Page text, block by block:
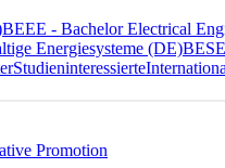
BEEE - Bachelor Electrical
Energiesysteme (DE)
Studieninteressierte
Promotion